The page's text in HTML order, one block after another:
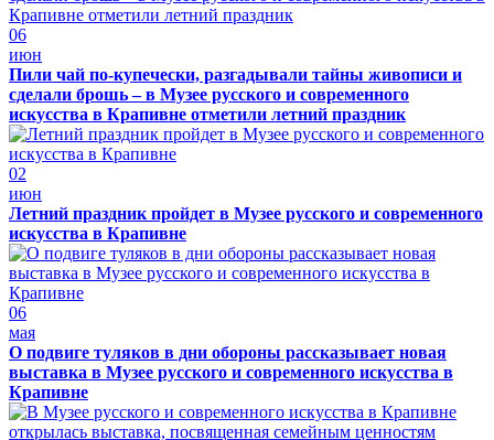
06
июн
Пили чай по-купечески, разгадывали тайны живописи и
сделали брошь – в Музее русского и современного
искусства в Крапивне отметили летний праздник
02
июн
Летний праздник пройдет в Музее русского и современного
искусства в Крапивне
06
мая
О подвиге туляков в дни обороны рассказывает новая
выставка в Музее русского и современного искусства в
Крапивне